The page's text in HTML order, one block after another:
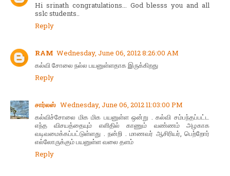
Hi srinath congratulations... God blesss you and all
sslc students..
Reply
RAM Wednesday, June 06, 2012 8:26:00 AM
கல்வி சோலை நல்ல பயனுள்ளதாக இருக்கிறது
Reply
சார்லஸ் Wednesday, June 06, 2012 11:03:00 PM
கல்விச்சோலை மிக மிக பயனுள்ள ஒன்று . கல்வி சம்பந்தப்பட்ட
எந்த விசயத்தையும் எளிதில் காணும் வண்ணம் அழகாக
வடிவமைக்கப்பட்டுள்ளது . நன்றி . மாணவர் ஆசிரியர், பெற்றோர்
எல்லோருக்கும் பயனுள்ள வலை தளம்
Reply